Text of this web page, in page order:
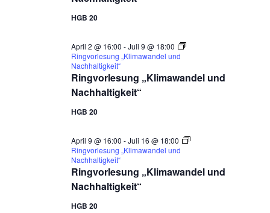
HGB 20
Ringvorlesung „Klimawandel und
Nachhaltigkeit“
April 2 @ 16:00 -Juli 9 @ 18:00
Ringvorlesung „Klimawandel und
Nachhaltigkeit“
HGB 20
Ringvorlesung „Klimawandel und
Nachhaltigkeit“
April 9 @ 16:00 -Juli 16 @ 18:00
Ringvorlesung „Klimawandel und
Nachhaltigkeit“
HGB 20